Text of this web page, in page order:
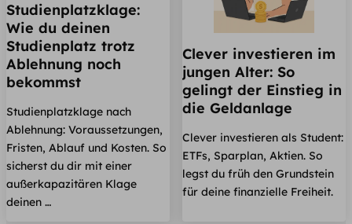
Studienplatzklage:
Wie du deinen
Studienplatz trotz
Ablehnung noch
bekommst
Studienplatzklage nach
Ablehnung: Voraussetzungen,
Fristen, Ablauf und Kosten. So
sicherst du dir mit einer
außerkapazitären Klage
deinen …
Clever investieren im
jungen Alter: So
gelingt der Einstieg in
die Geldanlage
Clever investieren als Student:
ETFs, Sparplan, Aktien. So
legst du früh den Grundstein
für deine finanzielle Freiheit.